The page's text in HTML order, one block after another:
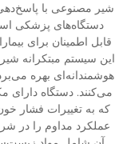
شیر مصنوعی با
دستگاه‌های پزشکی
قابل اطمینان برای
این سیستم مبتکرانه
هوشمندانه‌ای بهره
می‌کنند. دستگاه دارای
که به تغییرات فشار
عملکرد مداوم را در